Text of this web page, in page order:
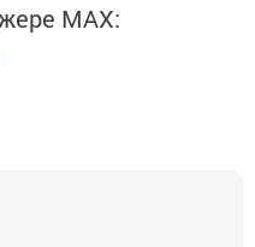
MАХ: